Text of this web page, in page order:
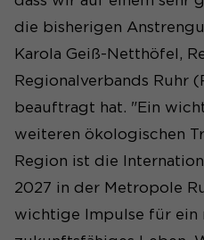
die bisherigen
Karola Geiß-Netthöfel,
Regionalverbands Ruhr
beauftragt hat. "Ein
weiteren ökologischen
Region ist die
2027 in der Metropole
wichtige Impulse für ein